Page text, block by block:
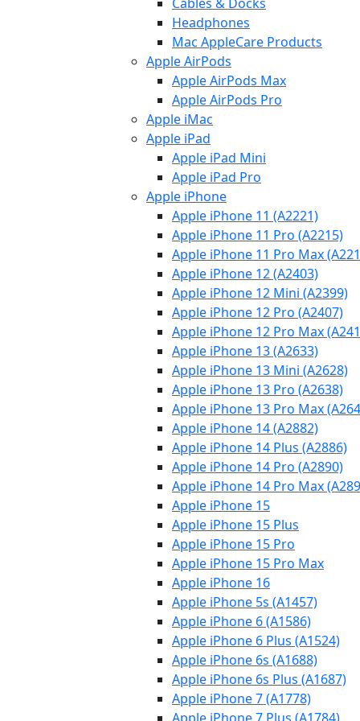
Headphones
Mac AppleCare Products
Apple AirPods
Apple AirPods Max
Apple AirPods Pro
Apple iMac
Apple iPad
Apple iPad Mini
Apple iPad Pro
Apple iPhone
Apple iPhone 11 (A2221)
Apple iPhone 11 Pro (A2215)
Apple iPhone 11 Pro Max
Apple iPhone 12 (A2403)
Apple iPhone 12 Mini (A2399)
Apple iPhone 12 Pro (A2407)
Apple iPhone 12 Pro Max
Apple iPhone 13 (A2633)
Apple iPhone 13 Mini (A2628)
Apple iPhone 13 Pro (A2638)
Apple iPhone 13 Pro Max
Apple iPhone 14 (A2882)
Apple iPhone 14 Plus (A2886)
Apple iPhone 14 Pro (A2890)
Apple iPhone 14 Pro Max
Apple iPhone 15
Apple iPhone 15 Plus
Apple iPhone 15 Pro
Apple iPhone 15 Pro Max
Apple iPhone 16
Apple iPhone 5s (A1457)
Apple iPhone 6 (A1586)
Apple iPhone 6 Plus (A1524)
Apple iPhone 6s (A1688)
Apple iPhone 6s Plus (A1687)
Apple iPhone 7 (A1778)